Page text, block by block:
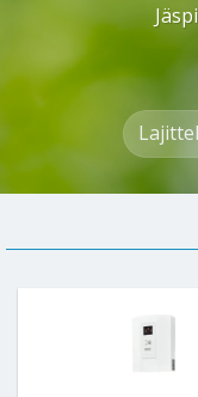
Jäspi